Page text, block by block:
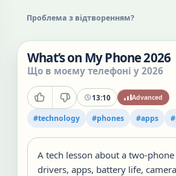
Проблема з відтворенням?
What’s on My Phone 2026
Що в моєму телефоні у 2026
13:10 Advanced
#technology #phones #apps #
A tech lesson about a two-
drivers, apps, battery life,